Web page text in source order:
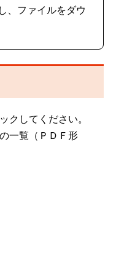
、ファイルをダウ
クしてください。
一覧（ＰＤＦ形